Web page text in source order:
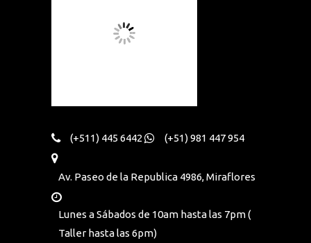
(+511) 445 6442 (+51) 981 447 954
Av. Paseo de la Republica 4986, Miraflores
Lunes a Sábados de 10am hasta las 7pm (
Taller hasta las 6pm)